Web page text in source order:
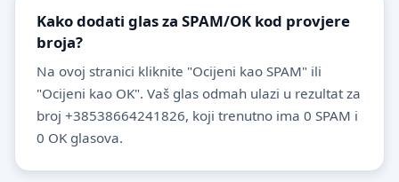
Kako dodati glas za SPAM/OK kod provjere
broja?
Na ovoj stranici kliknite "Ocijeni kao SPAM" ili
"Ocijeni kao OK". Vaš glas odmah ulazi u rezultat za
broj +38538664241826, koji trenutno ima 0 SPAM i
0 OK glasova.